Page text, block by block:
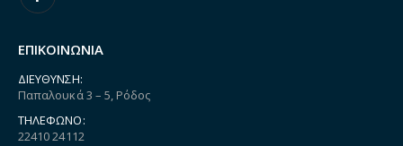
ΕΠΙΚΟΙΝΩΝΙΑ
ΔΙΕΎΘΥΝΣΗ:
Παπαλουκά 3 – 5, Ρόδος
ΤΗΛΈΦΩΝΟ:
22410 24112